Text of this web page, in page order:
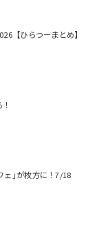
【ひらつーまとめ】
ェ｣が枚方に！7/18